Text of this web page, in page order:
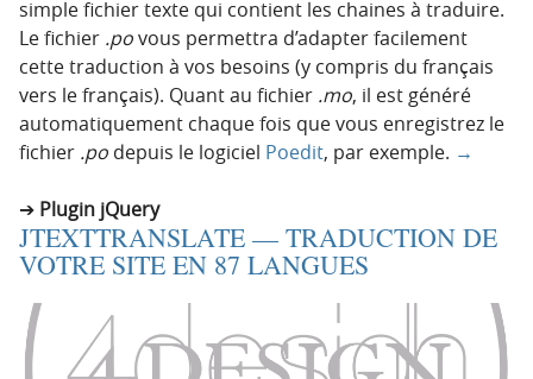
simple fichier texte qui contient les chaines à traduire.
Le fichier .povous permettra d’adapter facilement
cette traduction à vos besoins (y compris du français
vers le français). Quant au fichier .mo, il est généré
automatiquement chaque fois que vous enregistrez le
fichier .po depuis le logiciel Poedit, par exemple. →
Plugin jQuery
JTEXTTRANSLATE — TRADUCTION DE
VOTRE SITE EN 87 LANGUES